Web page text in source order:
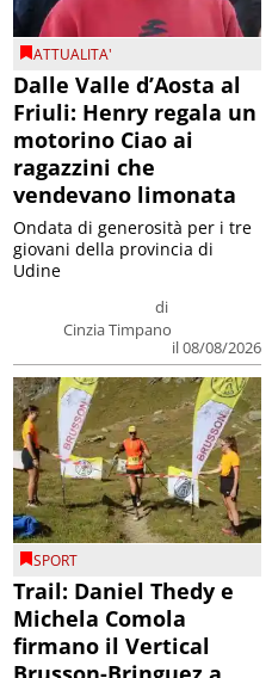
ATTUALITA'
Dalle Valle d’Aosta al
Friuli: Henry regala un
motorino Ciao ai
ragazzini che
vendevano limonata
di
Cinzia Timpano
il 08/08/2026
Ondata di generosità per i tre
giovani della provincia di
Udine
SPORT
Trail: Daniel Thedy e
Michela Comola
firmano il Vertical